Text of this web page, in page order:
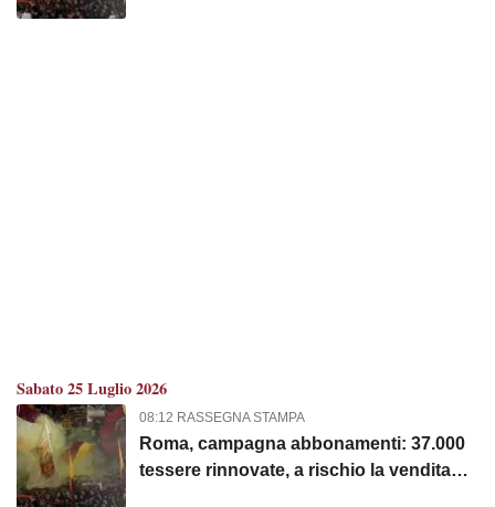
Sabato 25 Luglio 2026
08:12 RASSEGNA STAMPA
Roma, campagna abbonamenti: 37.000
tessere rinnovate, a rischio la vendita